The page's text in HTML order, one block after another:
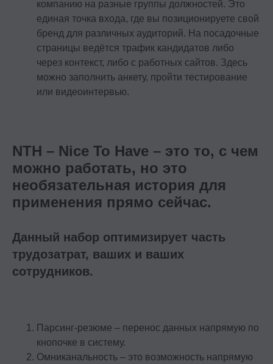
компанию на разные группы должностей. Это
единая точка входа, где вы позиционируете свой
бренд для различных аудиторий. На посадочные
страницы ведётся трафик кандидатов либо
через контекст, либо с работных сайтов. Здесь
можно заполнить анкету, пройти тестирование
или видеоинтервью.
NTH – Nice To Have – это то, с чем
можно работать, но это
необязательная история для
применения прямо сейчас.
Данный набор оптимизирует часть
трудозатрат, ваших и ваших
сотрудников.
Парсинг-резюме – перенос данных напрямую по
кнопочке в систему.
Омниканальность – это возможность напрямую